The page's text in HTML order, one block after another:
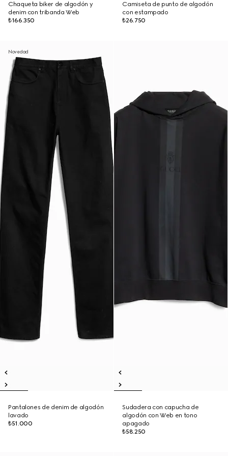
Chaqueta biker de algodón y
denim con tribanda Web
₺166.350
Camiseta de punto de algodón
con estampado
₺26.750
Novedad
Pantalones de denim de algodón
lavado
₺51.000
Sudadera con capucha de
algodón con Web en tono
apagado
₺58.250